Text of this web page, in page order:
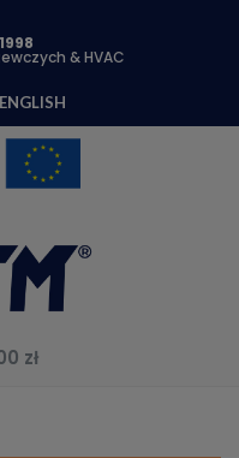
& HVAC
ENGLISH
zł